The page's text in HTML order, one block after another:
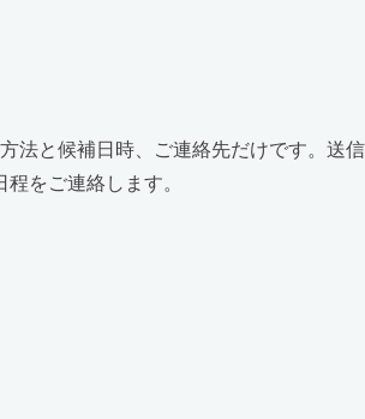
法と候補日時、ご連絡先だけです。送信
をご連絡します。